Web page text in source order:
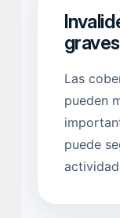
graves
Las
pueden
puede